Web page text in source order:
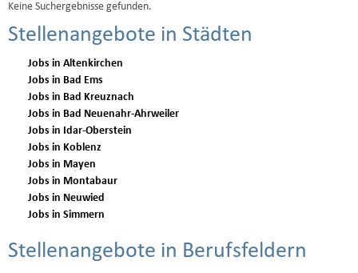
Keine Suchergebnisse gefunden.
Stellenangebote in Städten
Jobs in Altenkirchen
Jobs in Bad Ems
Jobs in Bad Kreuznach
Jobs in Bad Neuenahr-Ahrweiler
Jobs in Idar-Oberstein
Jobs in Koblenz
Jobs in Mayen
Jobs in Montabaur
Jobs in Neuwied
Jobs in Simmern
Stellenangebote in Berufsfeldern